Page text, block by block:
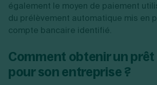
également le moyen de paiement
du prélèvement automatique mis en
compte bancaire identifié.
Comment obtenir un
pour son entreprise ?